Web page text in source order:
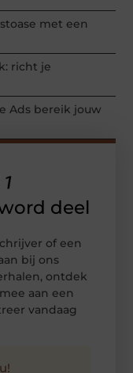
met een
richt je
Ads bereik jouw
deel
of een
bij ons
ontdek
aan een
vandaag